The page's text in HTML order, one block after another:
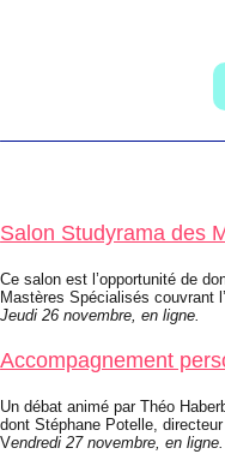
Salon Studyrama des
Ce salon est l’opportunité de
Mastères Spécialisés couvrant
Jeudi 26 novembre, en ligne.
Accompagnement
Un débat animé par Théo
dont Stéphane Potelle,
Vendredi 27 novembre, en ligne.